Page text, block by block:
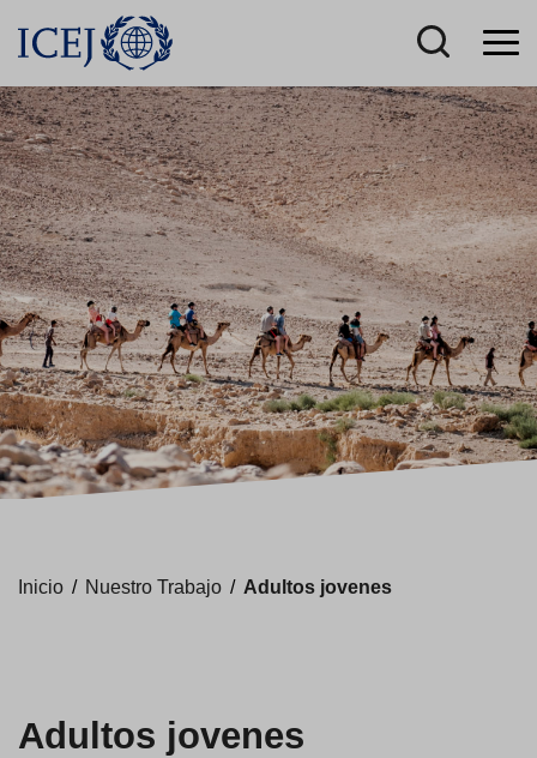
Inicio / Nuestro Trabajo / Adultos jovenes
Adultos jovenes